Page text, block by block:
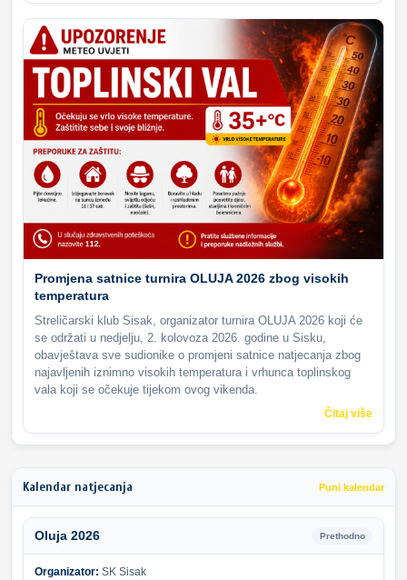
Promjena satnice turnira OLUJA 2026 zbog visokih
temperatura
Streličarski klub Sisak, organizator turnira OLUJA 2026 koji će
se održati u nedjelju, 2. kolovoza 2026. godine u Sisku,
obavještava sve sudionike o promjeni satnice natjecanja zbog
najavljenih iznimno visokih temperatura i vrhunca toplinskog
vala koji se očekuje tijekom ovog vikenda.
Čitaj više
Kalendar natjecanja Puni kalendar
Oluja 2026 Prethodno
Organizator: SK Sisak